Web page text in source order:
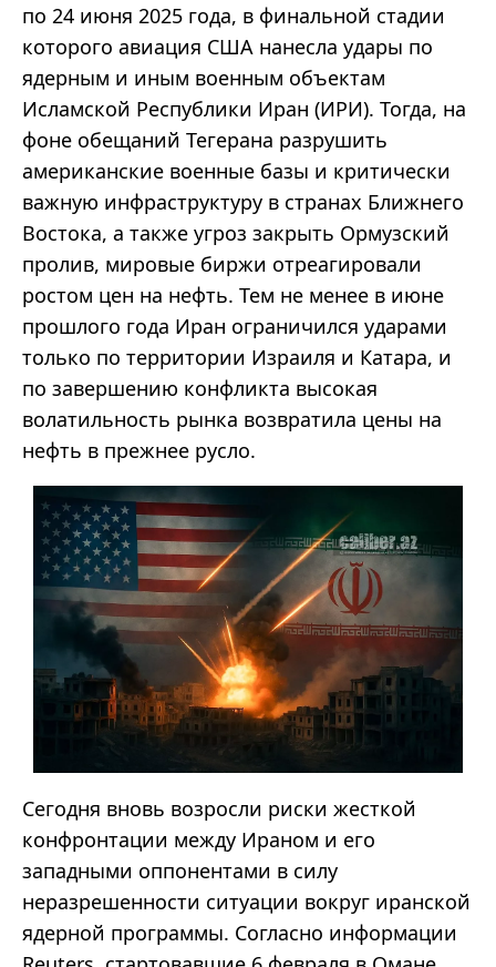
по 24 июня 2025 года, в финальной стадии
которого авиация США нанесла удары по
ядерным и иным военным объектам
Исламской Республики Иран (ИРИ). Тогда, на
фоне обещаний Тегерана разрушить
американские военные базы и критически
важную инфраструктуру в странах Ближнего
Востока, а также угроз закрыть Ормузский
пролив, мировые биржи отреагировали
ростом цен на нефть. Тем не менее в июне
прошлого года Иран ограничился ударами
только по территории Израиля и Катара, и
по завершению конфликта высокая
волатильность рынка возвратила цены на
нефть в прежнее русло.
Сегодня вновь возросли риски жесткой
конфронтации между Ираном и его
западными оппонентами в силу
неразрешенности ситуации вокруг иранской
ядерной программы. Согласно информации